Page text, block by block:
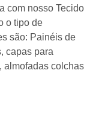
com nosso Tecido
o tipo de
são: Painéis de
capas para
almofadas colchas